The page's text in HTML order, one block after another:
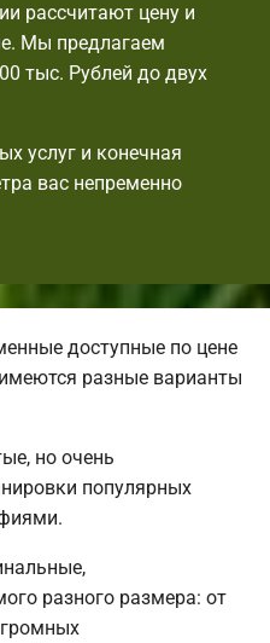
рассчитают цену и
Мы предлагаем
тыс. Рублей до двух
услуг и конечная
вас непременно
доступные по цене
разные варианты
но очень
популярных
разного размера: от